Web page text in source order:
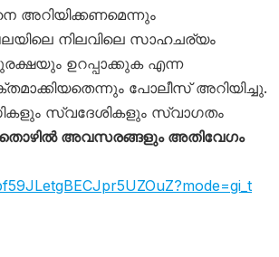
അറിയിക്കണമെന്നും
നിലവിലെ സാഹചര്യം
ഉറപ്പാക്കുക എന്ന
പോലീസ് അറിയിച്ചു.
സ്വദേശികളും സ്വാഗതം
അവസരങ്ങളും അതിവേഗം